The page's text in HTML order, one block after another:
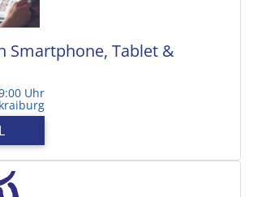
Smartphone, Tablet &
Uhr